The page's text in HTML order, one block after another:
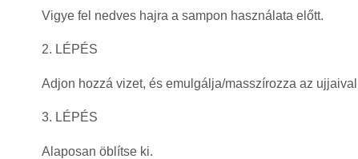
Vigye fel nedves hajra a sampon használata előtt.
2. LÉPÉS
Adjon hozzá vizet, és emulgálja/masszírozza az
3. LÉPÉS
Alaposan öblítse ki.